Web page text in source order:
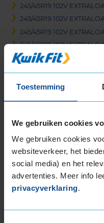
Toestemming
We gebruiken cookies
We gebruiken cookies
websiteverkeer, het
social media) en het
advertenties. Meer info
privacyverklaring.
245/45R19 102V
245/45R19 102V
245/45R19 102V
245/45R19 102V
245/45R19 102V
245/50R19 105V
255/35R19 96H
255/40R19 100V
255/45R19 104V
255/45R19 104W
255/45R19 104W
275/35R19 100V